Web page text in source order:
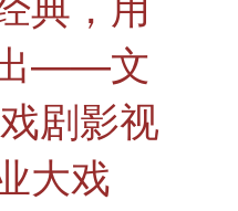
——文
剧影视
大戏